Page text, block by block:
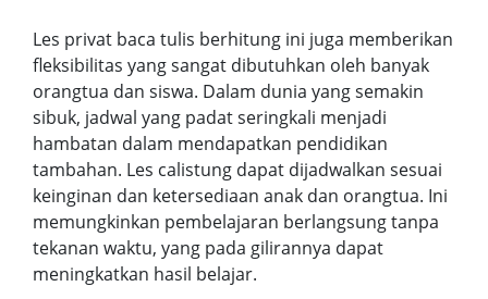
Les privat baca tulis berhitung ini juga memberikan
fleksibilitas yang sangat dibutuhkan oleh banyak
orangtua dan siswa. Dalam dunia yang semakin
sibuk, jadwal yang padat seringkali menjadi
hambatan dalam mendapatkan pendidikan
tambahan. Les calistung dapat dijadwalkan sesuai
keinginan dan ketersediaan anak dan orangtua. Ini
memungkinkan pembelajaran berlangsung tanpa
tekanan waktu, yang pada gilirannya dapat
meningkatkan hasil belajar.